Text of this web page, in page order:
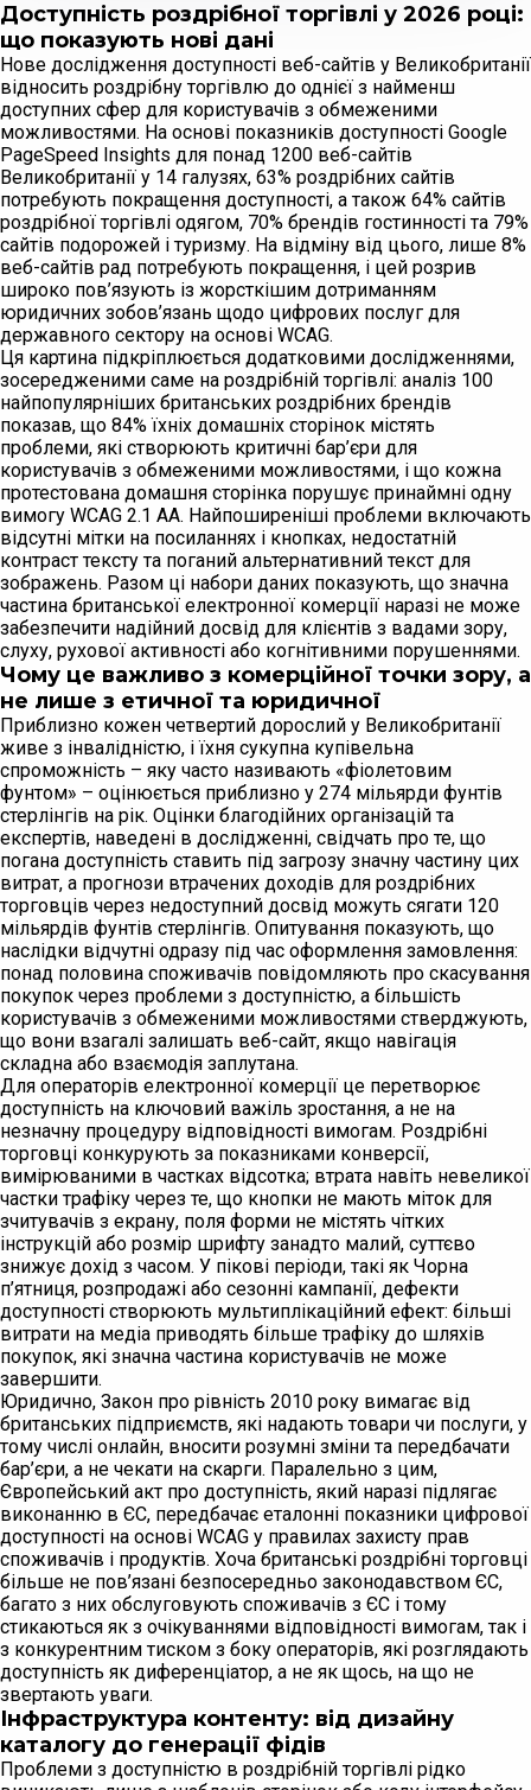
Доступність роздрібної торгівлі у 2026 році:
що показують нові дані
Нове дослідження доступності веб-сайтів у Великобританії
відносить роздрібну торгівлю до однієї з найменш
доступних сфер для користувачів з обмеженими
можливостями. На основі показників доступності Google
PageSpeed Insights для понад 1200 веб-сайтів
Великобританії у 14 галузях, 63% роздрібних сайтів
потребують покращення доступності, а також 64% сайтів
роздрібної торгівлі одягом, 70% брендів гостинності та 79%
сайтів подорожей і туризму. На відміну від цього, лише 8%
веб-сайтів рад потребують покращення, і цей розрив
широко пов’язують із жорсткішим дотриманням
юридичних зобов’язань щодо цифрових послуг для
державного сектору на основі WCAG.
Ця картина підкріплюється додатковими дослідженнями,
зосередженими саме на роздрібній торгівлі: аналіз 100
найпопулярніших британських роздрібних брендів
показав, що 84% їхніх домашніх сторінок містять
проблеми, які створюють критичні бар’єри для
користувачів з обмеженими можливостями, і що кожна
протестована домашня сторінка порушує принаймні одну
вимогу WCAG 2.1 AA. Найпоширеніші проблеми включають
відсутні мітки на посиланнях і кнопках, недостатній
контраст тексту та поганий альтернативний текст для
зображень. Разом ці набори даних показують, що значна
частина британської електронної комерції наразі не може
забезпечити надійний досвід для клієнтів з вадами зору,
слуху, рухової активності або когнітивними порушеннями.
Чому це важливо з комерційної точки зору, а
не лише з етичної та юридичної
Приблизно кожен четвертий дорослий у Великобританії
живе з інвалідністю, і їхня сукупна купівельна
спроможність – яку часто називають «фіолетовим
фунтом» – оцінюється приблизно у 274 мільярди фунтів
стерлінгів на рік. Оцінки благодійних організацій та
експертів, наведені в дослідженні, свідчать про те, що
погана доступність ставить під загрозу значну частину цих
витрат, а прогнози втрачених доходів для роздрібних
торговців через недоступний досвід можуть сягати 120
мільярдів фунтів стерлінгів. Опитування показують, що
наслідки відчутні одразу під час оформлення замовлення:
понад половина споживачів повідомляють про скасування
покупок через проблеми з доступністю, а більшість
користувачів з обмеженими можливостями стверджують,
що вони взагалі залишать веб-сайт, якщо навігація
складна або взаємодія заплутана.
Для операторів електронної комерції це перетворює
доступність на ключовий важіль зростання, а не на
незначну процедуру відповідності вимогам. Роздрібні
торговці конкурують за показниками конверсії,
вимірюваними в частках відсотка; втрата навіть невеликої
частки трафіку через те, що кнопки не мають міток для
зчитувачів з екрану, поля форми не містять чітких
інструкцій або розмір шрифту занадто малий, суттєво
знижує дохід з часом. У пікові періоди, такі як Чорна
п’ятниця, розпродажі або сезонні кампанії, дефекти
доступності створюють мультиплікаційний ефект: більші
витрати на медіа приводять більше трафіку до шляхів
покупок, які значна частина користувачів не може
завершити.
Юридично, Закон про рівність 2010 року вимагає від
британських підприємств, які надають товари чи послуги, у
тому числі онлайн, вносити розумні зміни та передбачати
бар’єри, а не чекати на скарги. Паралельно з цим,
Європейський акт про доступність, який наразі підлягає
виконанню в ЄС, передбачає еталонні показники цифрової
доступності на основі WCAG у правилах захисту прав
споживачів і продуктів. Хоча британські роздрібні торговці
більше не пов’язані безпосередньо законодавством ЄС,
багато з них обслуговують споживачів з ЄС і тому
стикаються як з очікуваннями відповідності вимогам, так і
з конкурентним тиском з боку операторів, які розглядають
доступність як диференціатор, а не як щось, на що не
звертають уваги.
Інфраструктура контенту: від дизайну
каталогу до генерації фідів
Проблеми з доступністю в роздрібній торгівлі рідко